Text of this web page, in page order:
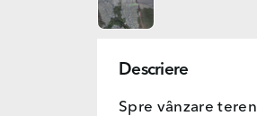
Descriere
Spre vânzare teren